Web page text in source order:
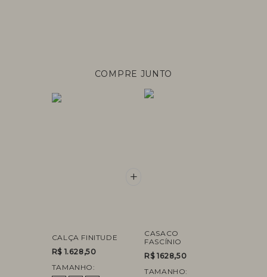
COMPRE JUNTO
CALÇA FINITUDE
R$ 1.628,50
TAMANHO:
+
CASACO
FASCÍNIO
R$ 1628,50
TAMANHO: